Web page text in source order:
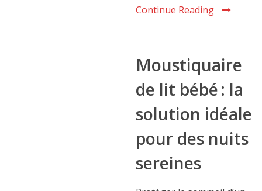
Continue Reading
Moustiquaire
de lit bébé : la
solution idéale
pour des nuits
sereines